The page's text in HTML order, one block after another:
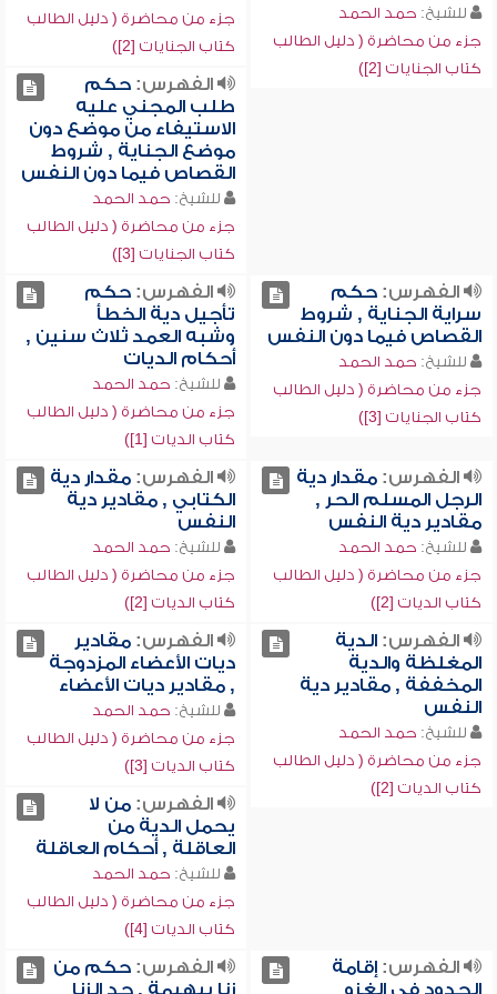
للشيخ: حمد الحمد
جزء من محاضرة ( دليل الطالب
كتاب الجنايات [2])
جزء من محاضرة ( دليل الطالب
كتاب الجنايات [2])
الفهرس:حكم
طلب المجني عليه
الاستيفاء من موضع دون
موضع الجناية , شروط
القصاص فيما دون النفس
للشيخ: حمد الحمد
جزء من محاضرة ( دليل الطالب
كتاب الجنايات [3])
الفهرس:حكم
سراية الجناية , شروط
القصاص فيما دون النفس
للشيخ: حمد الحمد
جزء من محاضرة ( دليل الطالب
كتاب الجنايات [3])
الفهرس:حكم
تأجيل دية الخطأ
وشبه العمد ثلاث سنين ,
أحكام الديات
للشيخ: حمد الحمد
جزء من محاضرة ( دليل الطالب
كتاب الديات [1])
الفهرس:مقدار دية
الرجل المسلم الحر ,
مقادير دية النفس
للشيخ: حمد الحمد
جزء من محاضرة ( دليل الطالب
كتاب الديات [2])
الفهرس:مقدار دية
الكتابي , مقادير دية
النفس
للشيخ: حمد الحمد
جزء من محاضرة ( دليل الطالب
كتاب الديات [2])
الفهرس:الدية
المغلظة والدية
المخففة , مقادير دية
النفس
للشيخ: حمد الحمد
جزء من محاضرة ( دليل الطالب
كتاب الديات [2])
الفهرس:مقادير
ديات الأعضاء المزدوجة
, مقادير ديات الأعضاء
للشيخ: حمد الحمد
جزء من محاضرة ( دليل الطالب
كتاب الديات [3])
الفهرس:من لا
يحمل الدية من
العاقلة , أحكام العاقلة
للشيخ: حمد الحمد
جزء من محاضرة ( دليل الطالب
كتاب الديات [4])
الفهرس:إقامة
الحدود في الغزو
الفهرس:حكم من
زنا ببهيمة , حد الزنا